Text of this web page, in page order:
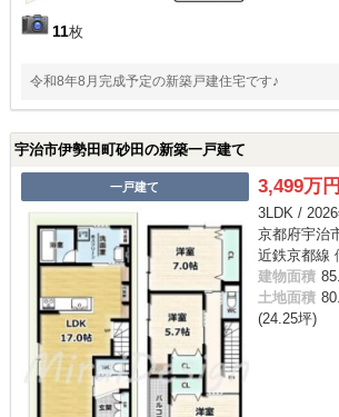
11枚
令和8年8月完成予定の新築戸建住宅です♪
宇治市伊勢田町砂田の新築一戸建て
一戸建て 3,499万円
3LDK /
京都府宇治
近鉄京都線
建物面積
土地面積
(24.25坪)